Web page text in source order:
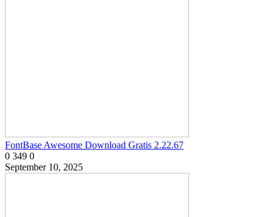
FontBase Awesome Download Gratis 2.22.67
0 349 0
September 10, 2025